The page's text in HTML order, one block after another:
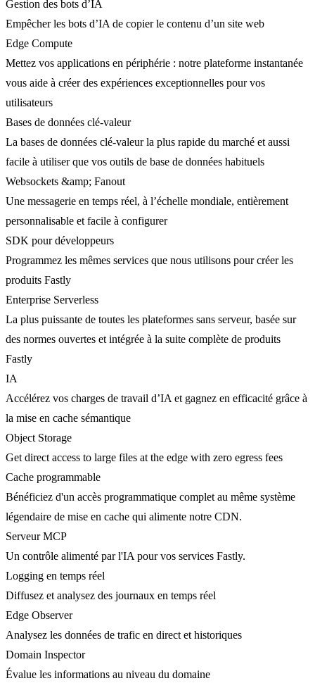
Gestion des bots d’IA
Empêcher les bots d’IA de copier le contenu d’un site web
Edge Compute
Mettez vos applications en périphérie : notre plateforme instantanée
vous aide à créer des expériences exceptionnelles pour vos
utilisateurs
Bases de données clé-valeur
La bases de données clé-valeur la plus rapide du marché et aussi
facile à utiliser que vos outils de base de données habituels
Websockets &amp; Fanout
Une messagerie en temps réel, à l’échelle mondiale, entièrement
personnalisable et facile à configurer
SDK pour développeurs
Programmez les mêmes services que nous utilisons pour créer les
produits Fastly
Enterprise Serverless
La plus puissante de toutes les plateformes sans serveur, basée sur
des normes ouvertes et intégrée à la suite complète de produits
Fastly
IA
Accélérez vos charges de travail d’IA et gagnez en efficacité grâce à
la mise en cache sémantique
Object Storage
Get direct access to large files at the edge with zero egress fees
Cache programmable
Bénéficiez d'un accès programmatique complet au même système
légendaire de mise en cache qui alimente notre CDN.
Serveur MCP
Un contrôle alimenté par l'IA pour vos services Fastly.
Logging en temps réel
Diffusez et analysez des journaux en temps réel
Edge Observer
Analysez les données de trafic en direct et historiques
Domain Inspector
Évalue les informations au niveau du domaine